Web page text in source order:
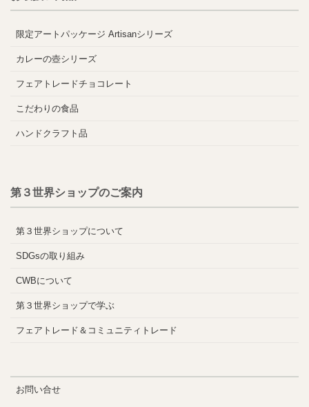
限定アートパッケージ Artisanシリーズ
カレーの壺シリーズ
フェアトレードチョコレート
こだわりの食品
ハンドクラフト品
第３世界ショップのご案内
第３世界ショップについて
SDGsの取り組み
CWBについて
第３世界ショップで学ぶ
フェアトレード＆コミュニティトレード
お問い合せ